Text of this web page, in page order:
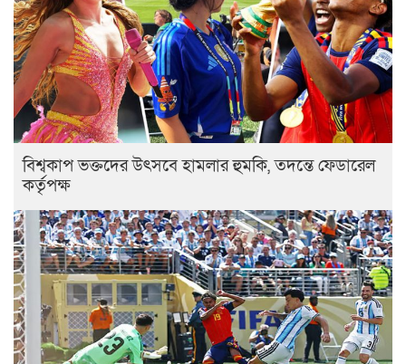
বিশ্বকাপ ভক্তদের উৎসবে হামলার হুমকি, তদন্তে ফেডারেল
কর্তৃপক্ষ